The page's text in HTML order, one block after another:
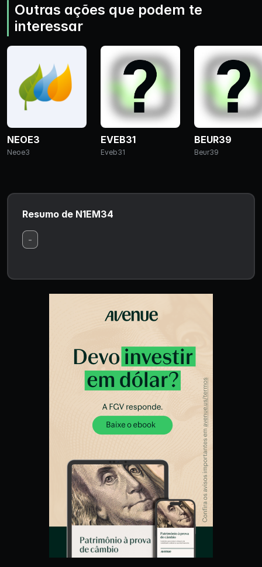
Outras ações que podem te
interessar
NEOE3
Neoe3
EVEB31
Eveb31
BEUR39
Beur39
Resumo de N1EM34
-